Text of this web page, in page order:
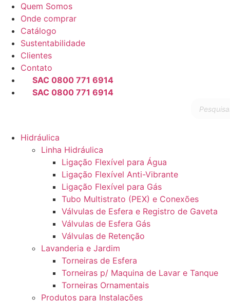
Pular
para
conteúdo
Quem Somos
Onde comprar
Catálogo
Sustentabilidade
Clientes
Contato
SAC 0800 771 6914
SAC 0800 771 6914
produtos
Hidráulica
Linha Hidráulica
Ligação Flexível para Água
Ligação Flexível Anti-Vibrante
Ligação Flexível para Gás
Tubo Multistrato (PEX) e Conexões
Válvulas de Esfera e Registro de Gaveta
Válvulas de Esfera Gás
Válvulas de Retenção
Lavanderia e Jardim
Torneiras de Esfera
Torneiras p/ Maquina de Lavar e Tanque
Torneiras Ornamentais
Produtos para Instalações